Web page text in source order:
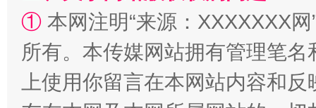
① 本网注明“来源：XXXXXXX
所有。本传媒网站拥有管理笔
上使用你留言在本网站内容和